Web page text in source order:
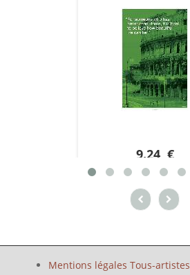
9.24 €
Mentions légales Tous-artistes